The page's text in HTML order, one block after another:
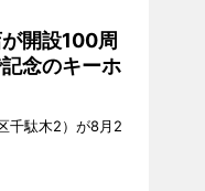
開設100周
念のキーホ
千駄木2）が8月2